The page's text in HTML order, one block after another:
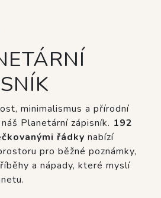
minimalismus a přírodní
Planetární zápisník. 192
řádky nabízí
pro běžné poznámky,
a nápady, které myslí